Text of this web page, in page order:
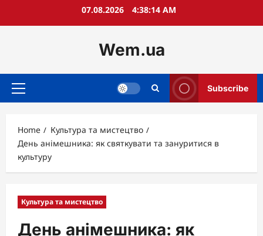
07.08.2026 4:38:15 AM
Wem.ua
Primary
Subscribe
Home
Культура та мистецтво
День анімешника: як святкувати та зануритися в
культуру
Культура та мистецтво
День анімешника: як